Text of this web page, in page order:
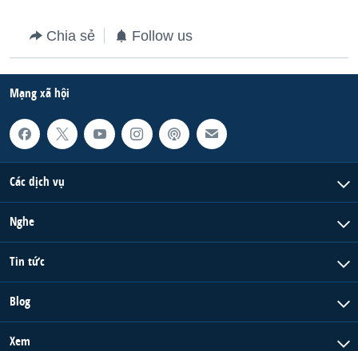
Chia sẻ Follow us
Mạng xã hội
Các dịch vụ
Nghe
Tin tức
Blog
Xem